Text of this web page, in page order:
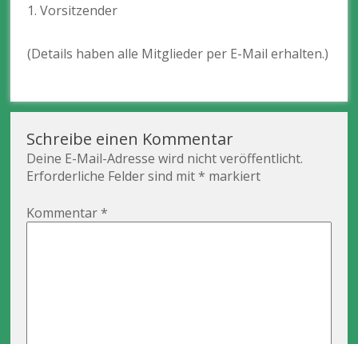
1.⁠ ⁠Vorsitzender
(Details haben alle Mitglieder per E-Mail erhalten.)
Schreibe einen Kommentar
Deine E-Mail-Adresse wird nicht veröffentlicht.
Erforderliche Felder sind mit* markiert
Kommentar*